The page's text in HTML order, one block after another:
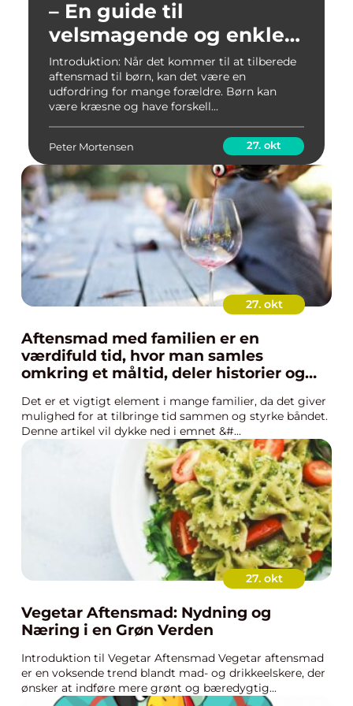
– En guide til
velsmagende og enkle
måltider
Introduktion: Når det kommer til at tilberede
aftensmad til børn, kan det være en
udfordring for mange forældre. Børn kan
være kræsne og have forskell...
Peter Mortensen 27. okt
27. okt
Aftensmad med familien er en
værdifuld tid, hvor man samles
omkring et måltid, deler historier og
Det er et vigtigt element i mange familier, da det giver
mulighed for at tilbringe tid sammen og styrke båndet.
Denne artikel vil dykke ned i emnet &#...
27. okt
Vegetar Aftensmad: Nydning og
Næring i en Grøn Verden
Introduktion til Vegetar Aftensmad Vegetar aftensmad
er en voksende trend blandt mad- og drikkeelskere, der
ønsker at indføre mere grønt og bæredygtig...